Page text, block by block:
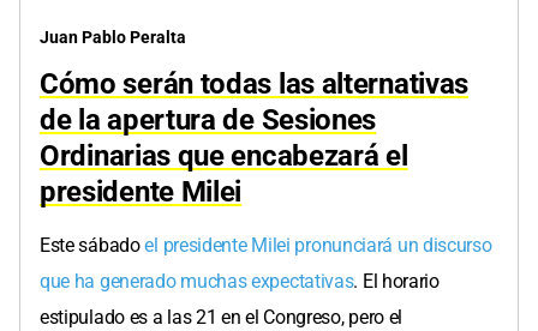
Juan Pablo Peralta
Cómo serán todas las alternativas
de la apertura de Sesiones
Ordinarias que encabezará el
presidente Milei
Este sábadoel presidente Milei pronunciará un discurso
que ha generado muchas expectativas. El horario
estipulado es a las 21 en el Congreso, pero el